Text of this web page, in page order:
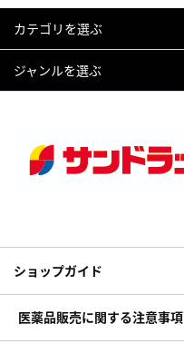
カテゴリを選ぶ
ジャンルを選ぶ
ショップガイド
医薬品販売に関する注意事項